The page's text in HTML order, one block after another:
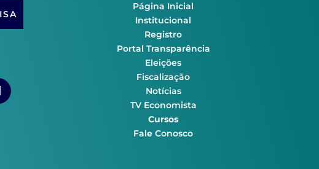
Página Inicial
Institucional
Registro
Portal Transparência
Eleições
Fiscalização
Notícias
TV Economista
Cursos
Fale Conosco